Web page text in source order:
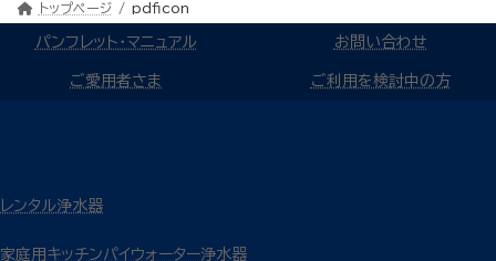
トップページ pdficon
パンフレット・マニュアル お問い合わせ
ご愛用者さま ご利用を検討中の方
レンタル浄水器
家庭用キッチンパイウォーター浄水器